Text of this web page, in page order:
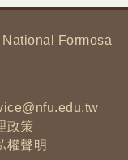
Formosa
政策
權聲明